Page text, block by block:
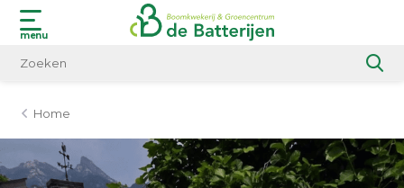
menu
Home